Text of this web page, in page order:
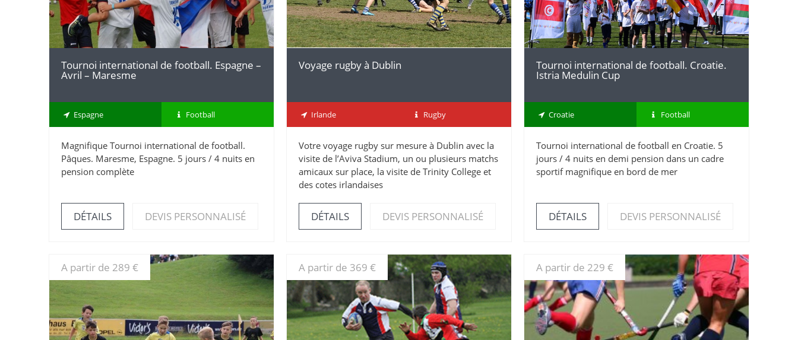
Tournoi international de football. Espagne –
Avril – Maresme
Espagne Football
Magnifique Tournoi international de football.
Pâques. Maresme, Espagne. 5 jours / 4 nuits en
pension complète
DÉTAILS DEVIS PERSONNALISÉ
Voyage rugby à Dublin
Irlande Rugby
Votre voyage rugby sur mesure à Dublin avec la
visite de l’Aviva Stadium, un ou plusieurs matchs
amicaux sur place, la visite de Trinity College et
des cotes irlandaises
DÉTAILS DEVIS PERSONNALISÉ
Tournoi international de football. Croatie.
Istria Medulin Cup
Croatie Football
Tournoi international de football en Croatie. 5
jours / 4 nuits en demi pension dans un cadre
sportif magnifique en bord de mer
DÉTAILS DEVIS PERSONNALISÉ
A partir de 289 €
DÉTAILS
A partir de 369 €
DÉTAILS
A partir de 229 €
DÉTAILS